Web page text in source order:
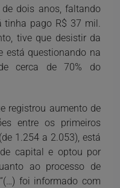
dois anos, faltando
tinha pago R$ 37 mil.
tive que desistir da
está questionando na
cerca de 70% do
registrou aumento de
entre os primeiros
1.254 a 2.053), está
capital e optou por
ao processo de
foi informado com